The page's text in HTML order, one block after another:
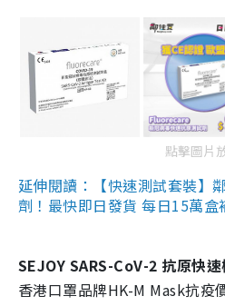
點擊圖片
延伸閱讀：【快速測試套裝】
劑！最快即日發貨 每日15萬盒
SEJOY SARS-CoV-2 抗原快
香港口罩品牌HK-M Mask抗疫